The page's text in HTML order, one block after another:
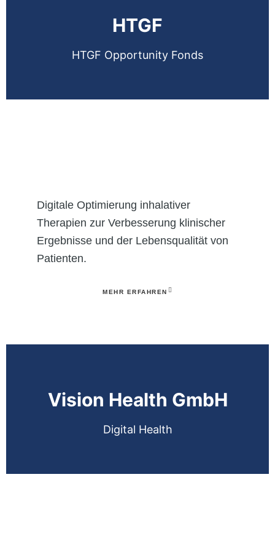
HTGF
HTGF Opportunity Fonds
Vision Health GmbH
Digital Health
Digitale Optimierung inhalativer
Therapien zur Verbesserung klinischer
Ergebnisse und der Lebensqualität von
Patienten.
MEHR ERFAHREN